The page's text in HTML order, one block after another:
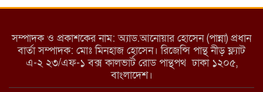
মরণ নেশা
মাধবপুরে কমিউনিটি ক্লিনিকে
অনিয়মের অভিযোগ
সম্পাদক ও প্রকাশকের নাম: অ্যাড.আনোয়ার হোসেন (পান্না) প্রধান
বার্তা সম্পাদক: মোঃ মিনহাজ হোসেন। রিজেন্সি পান্থ নীড় ফ্ল্যাট
এ-২ ২৩/এফ-১ বক্স কালভার্ট রোড পান্থপথ ঢাকা ১২০৫,
বাংলাদেশ।